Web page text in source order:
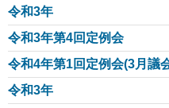
令和3年
令和3年第4回定例会
令和4年第1回定例会(3月議
令和3年